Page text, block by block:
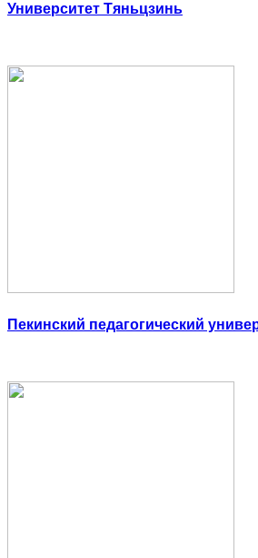
Университет Тяньцзинь
Пекинский педагогический